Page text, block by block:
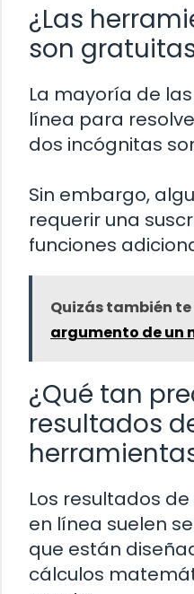
¿Las
son
La mayoría de
línea para
dos incógnitas
Sin embargo,
requerir una
funciones
Quizás también
argumento de un
¿Qué tan
resultados
Los resultados
en línea suelen
que están
cálculos